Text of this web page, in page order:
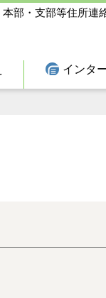
本部・支部等住所連
インタ